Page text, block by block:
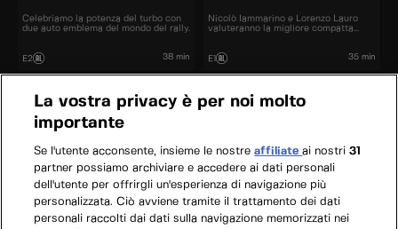
Celebriamo la potenza del turbo con
due auto emblema del mondo del rally.
E2 38 min
Nicolò Iammarino e Lorenzo Lauro
valuteranno la migliore compatta
E1 35 min
La vostra privacy è per noi molto
importante
Se l'utente acconsente, insieme le nostreaffiliateai nostri31
partner possiamo archiviare e accedere ai dati personali
dell'utente per offrirgli un'esperienza di navigazione più
personalizzata. Ciò avviene tramite il trattamento dei dati
personali raccolti dai dati sulla navigazione memorizzati nei